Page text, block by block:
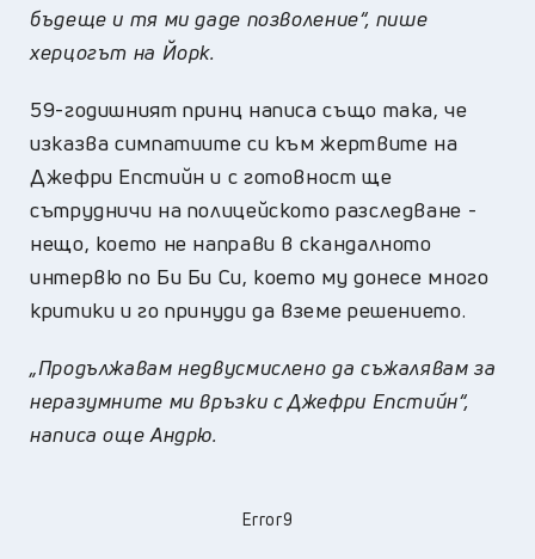
бъдеще и тя ми даде позволение“, пише
херцогът на Йорк.
59-годишният принц написа също така, че
изказва симпатиите си към жертвите на
Джефри Епстийн и с готовност ще
сътрудничи на полицейското разследване -
нещо, което не направи в скандалното
интервю по Би Би Си, което му донесе много
критики и го принуди да вземе решението.
„Продължавам недвусмислено да съжалявам за
неразумните ми връзки с Джефри Епстийн“,
написа още Андрю.
Error9